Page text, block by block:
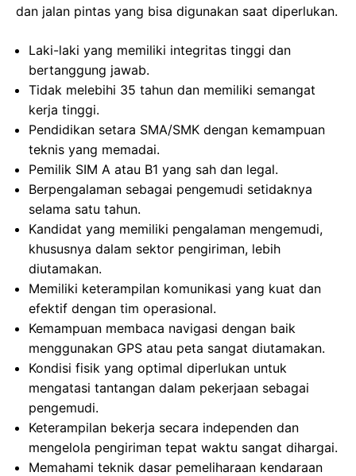
dan jalan pintas yang bisa digunakan saat diperlukan.
Laki-laki yang memiliki integritas tinggi dan
bertanggung jawab.
Tidak melebihi 35 tahun dan memiliki semangat
kerja tinggi.
Pendidikan setara SMA/SMK dengan kemampuan
teknis yang memadai.
Pemilik SIM A atau B1 yang sah dan legal.
Berpengalaman sebagai pengemudi setidaknya
selama satu tahun.
Kandidat yang memiliki pengalaman mengemudi,
khususnya dalam sektor pengiriman, lebih
diutamakan.
Memiliki keterampilan komunikasi yang kuat dan
efektif dengan tim operasional.
Kemampuan membaca navigasi dengan baik
menggunakan GPS atau peta sangat diutamakan.
Kondisi fisik yang optimal diperlukan untuk
mengatasi tantangan dalam pekerjaan sebagai
pengemudi.
Keterampilan bekerja secara independen dan
mengelola pengiriman tepat waktu sangat dihargai.
Memahami teknik dasar pemeliharaan kendaraan